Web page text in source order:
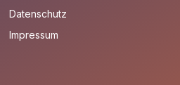
Datenschutz
Impressum